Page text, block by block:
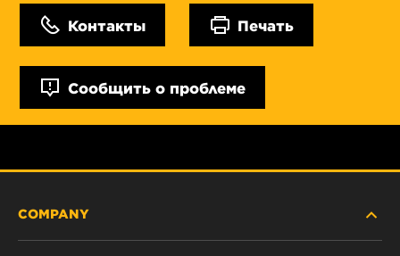
Контакты Печать
Сообщить о проблеме
COMPANY